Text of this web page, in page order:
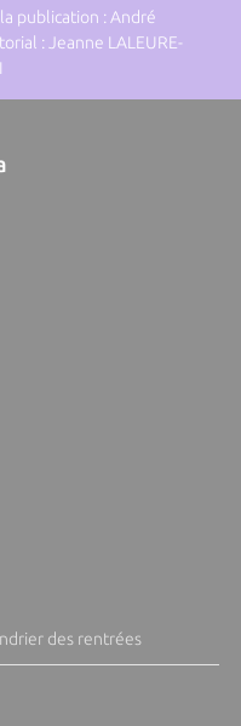
publication : André
: Jeanne LALEURE-
des rentrées